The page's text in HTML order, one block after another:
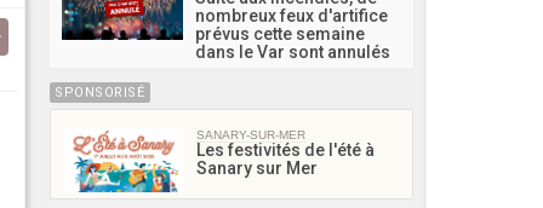
nombreux feux d'artifice
prévus cette semaine
dans le Var sont annulés
SPONSORISÉ
SANARY-SUR-MER
Les festivités de l'été à
Sanary sur Mer